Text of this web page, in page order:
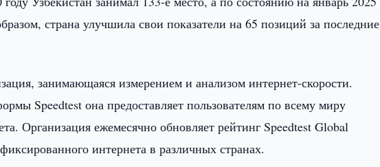
страна улучшила свои показатели на 65 позиций за последние
занимающаяся измерением и анализом интернет-скорости.
Speedtest она предоставляет пользователям по всему миру
Организация ежемесячно обновляет рейтинг Speedtest Global
интернета в различных странах.